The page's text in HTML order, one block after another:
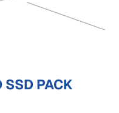
PACK